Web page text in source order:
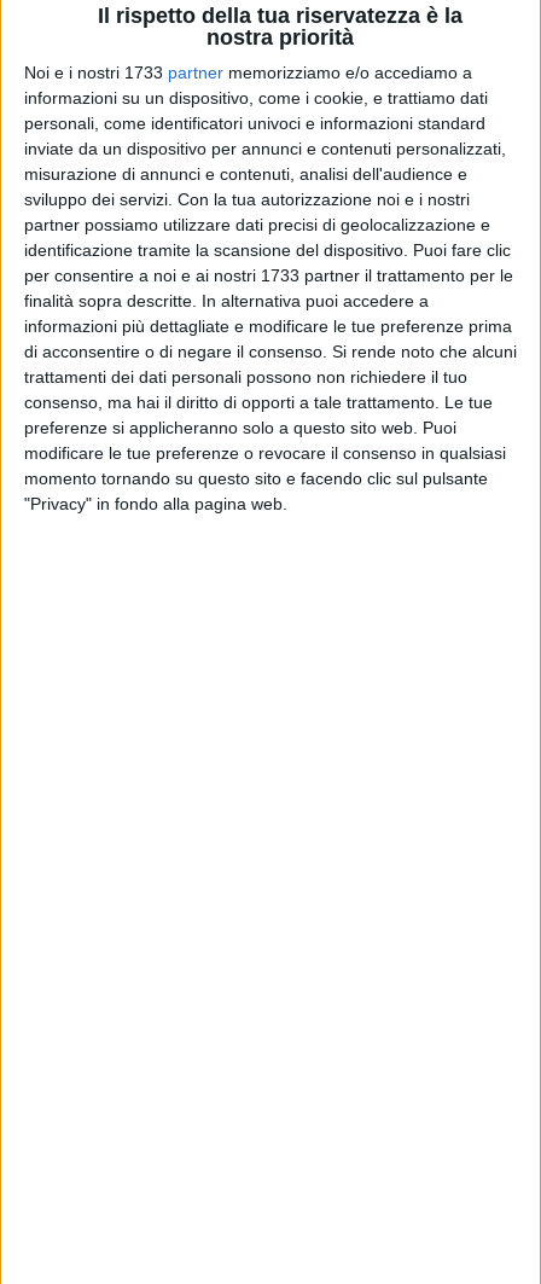
Il rispetto della tua riservatezza è la
nostra priorità
Noi e i nostri 1733 partner memorizziamo e/o accediamo a
informazioni su un dispositivo, come i cookie, e trattiamo dati
personali, come identificatori univoci e informazioni standard
inviate da un dispositivo per annunci e contenuti personalizzati,
misurazione di annunci e contenuti, analisi dell'audience e
sviluppo dei servizi. Con la tua autorizzazione noi e i nostri
partner possiamo utilizzare dati precisi di geolocalizzazione e
identificazione tramite la scansione del dispositivo. Puoi fare clic
per consentire a noi e ai nostri 1733 partner il trattamento per le
finalità sopra descritte. In alternativa puoi accedere a
informazioni più dettagliate e modificare le tue preferenze prima
di acconsentire o di negare il consenso. Si rende noto che alcuni
trattamenti dei dati personali possono non richiedere il tuo
consenso, ma hai il diritto di opporti a tale trattamento. Le tue
preferenze si applicheranno solo a questo sito web. Puoi
modificare le tue preferenze o revocare il consenso in qualsiasi
momento tornando su questo sito e facendo clic sul pulsante
"Privacy" in fondo alla pagina web.
terranno dal 26 aprile al 22 maggio e offriranno un
programma ricco di eventi religiosi, culturali e folkloristici
che animeranno la città, tra riti solenni, cortei storici e
momenti di festa popolare.
Ad arricchire questa edizione sarà la presenza delle Frecce
Tricolori, che effettueranno una sorta di saluto alla città, uno
spettacolo unico con evoluzioni, aggiungendo un tocco di
emozione e orgoglio nazionale a giornate già cariche di
significato e partecipazione.
Il programma completo:
La Festa Tradizionale Lunedì 20 aprile 2026 - 939°
Anniversario della partenza da Mira delle Reliquie di San
Nicola (1087-2026)
07.30 – 09.00 – 10.30 – 12.00 – 13.00 – 18.30 – 20.30 -
Basilica di San Nicola – Sante Messe